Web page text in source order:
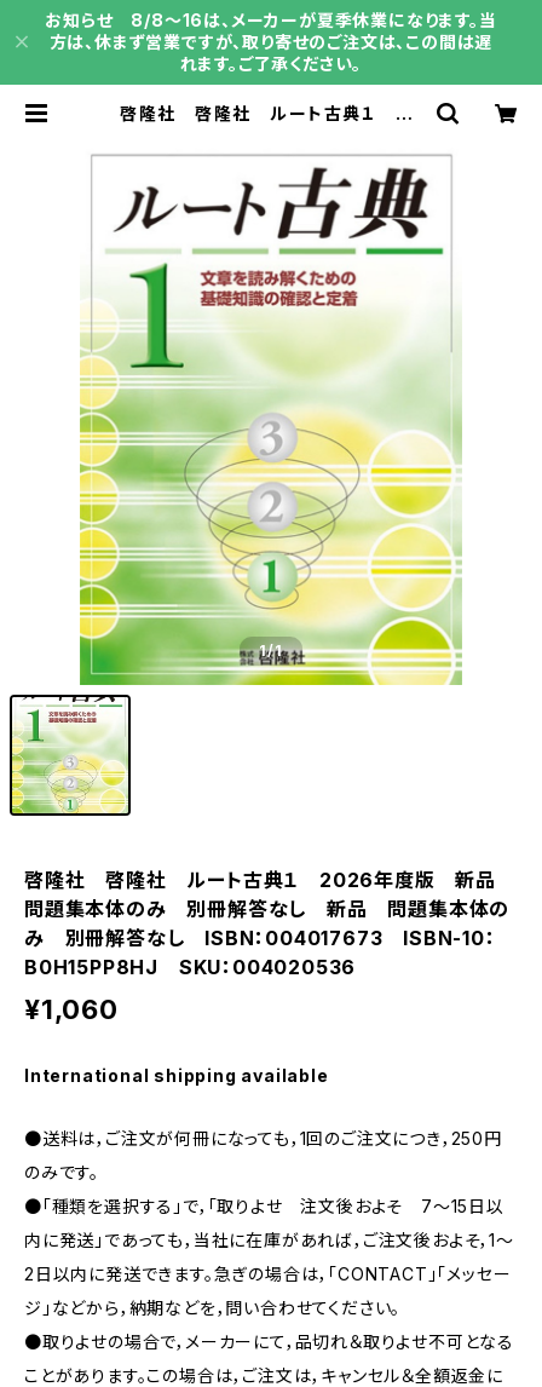
お知らせ 8/8～16は、メーカーが夏季休業になります。当
方は、休まず営業ですが、取り寄せのご注文は、この間は遅
れます。ご了承ください。
啓隆社 啓隆社 ルート古典１ 20
別冊解答なし 新品 問題集本体の
み 別冊解答なし ISBN：004017
673 ISBN-10：B0H15PP8HJ
SKU：004020536 | 育之書店（い
くのしょてん）
1/1
啓隆社 啓隆社 ルート古典１ 2026年度版 新品
問題集本体のみ 別冊解答なし 新品 問題集本体の
み 別冊解答なし ISBN：004017673 ISBN-10：
B0H15PP8HJ SKU：004020536
¥1,060
International shipping available
●送料は，ご注文が何冊になっても，1回のご注文につき，250円
のみです。
●「種類を選択する」で，「取りよせ 注文後およそ 7〜15日以
内に発送」であっても，当社に在庫があれば，ご注文後およそ，1〜
2日以内に発送できます。急ぎの場合は，「CONTACT」「メッセー
ジ」などから，納期などを，問い合わせてください。
●取りよせの場合で，メーカーにて，品切れ＆取りよせ不可となる
ことがあります。この場合は，ご注文は，キャンセル＆全額返金に